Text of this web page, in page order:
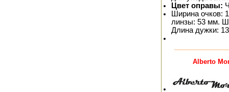
Цвет оправы:
Ширина очков:
линзы: 53 мм.
Длина дужки:
Alberto